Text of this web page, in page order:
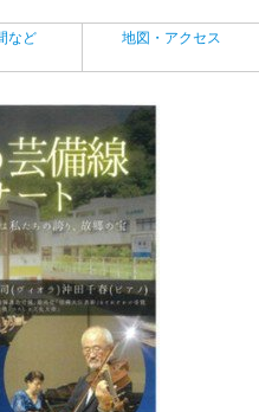
など 地図・アクセス